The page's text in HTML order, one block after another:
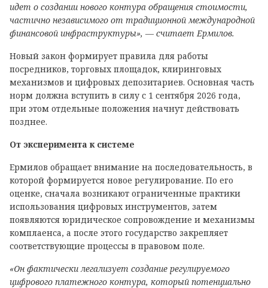
идет о создании нового контура обращения стоимости,
частично независимого от традиционной международной
финансовой инфраструктуры», — считает Ермилов.
Новый закон формирует правила для работы
посредников, торговых площадок, клиринговых
механизмов и цифровых депозитариев. Основная часть
норм должна вступить в силу с 1 сентября 2026 года,
при этом отдельные положения начнут действовать
позднее.
От эксперимента к системе
Ермилов обращает внимание на последовательность, в
которой формируется новое регулирование. По его
оценке, сначала возникают ограниченные практики
использования цифровых инструментов, затем
появляются юридическое сопровождение и механизмы
комплаенса, а после этого государство закрепляет
соответствующие процессы в правовом поле.
«Он фактически легализует создание регулируемого
цифрового платежного контура, который потенциально